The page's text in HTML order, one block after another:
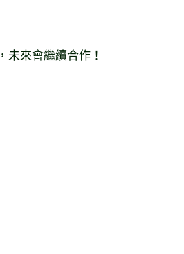
未來會繼續合作！